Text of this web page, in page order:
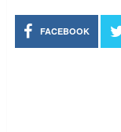
FACEBOOK